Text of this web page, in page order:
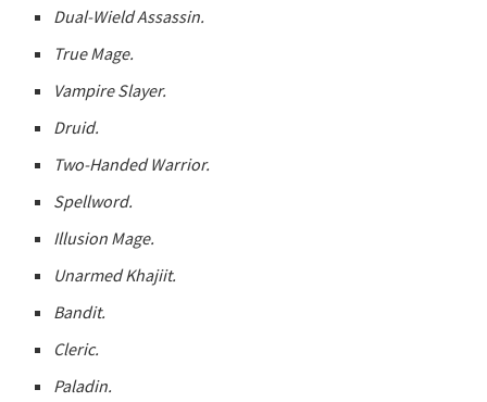
Dual-Wield Assassin.
True Mage.
Vampire Slayer.
Druid.
Two-Handed Warrior.
Spellword.
Illusion Mage.
Unarmed Khajiit.
Bandit.
Cleric.
Paladin.